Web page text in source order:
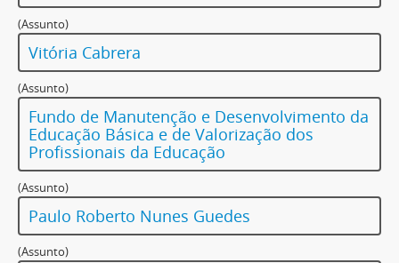
(Assunto)
Vitória Cabrera
(Assunto)
Fundo de Manutenção e Desenvolvimento da
Educação Básica e de Valorização dos
Profissionais da Educação
(Assunto)
Paulo Roberto Nunes Guedes
(Assunto)